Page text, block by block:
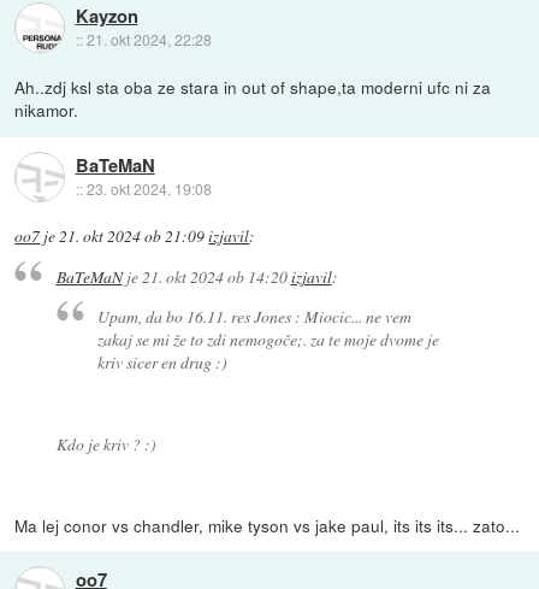
Kayzon
::21. okt 2024, 22:28
Ah..zdj ksl sta oba ze stara in out of shape,ta moderni ufc ni za
nikamor.
BaTeMaN
::23. okt 2024, 19:08
oo7 je21. okt 2024 ob 21:09izjavil:
BaTeMaNje21. okt 2024 ob 14:20izjavil:
Upam, da bo 16.11. res Jones : Miocic... ne vem
zakaj se mi že to zdi nemogoče;. za te moje dvome je
kriv sicer en drug :)
Kdo je kriv ? :)
Ma lej conor vs chandler, mike tyson vs jake paul, its its its... zato...
oo7